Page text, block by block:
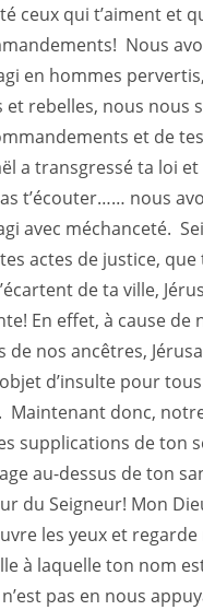
ceux qui t’aiment et
Nous
en hommes
et rebelles, nous nous
et de tes
a transgressé ta loi et
t’écouter…… nous
avec méchanceté.
actes de justice, que
de ta ville,
En effet, à cause de
de nos ancêtres,
d’insulte pour
donc,
supplications de ton
au-dessus de ton
du Seigneur! Mon
les yeux et regarde
à laquelle ton nom
pas en nous